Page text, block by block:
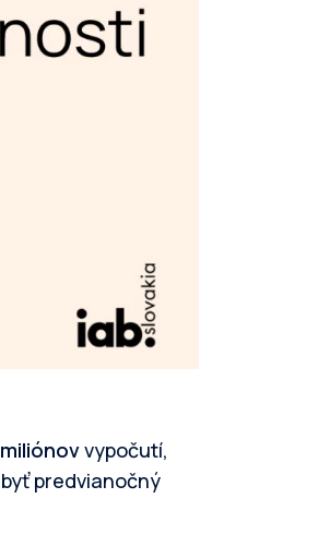
vypočutí,
predvianočný